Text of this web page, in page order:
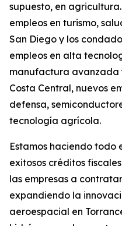
supuesto, en
empleos en turismo,
San Diego y los
empleos en alta
manufactura avanzada
Costa Central, nuevos
defensa,
tecnología agrícola.
Estamos haciendo todo
exitosos créditos
las empresas a
expandiendo la
aeroespacial en